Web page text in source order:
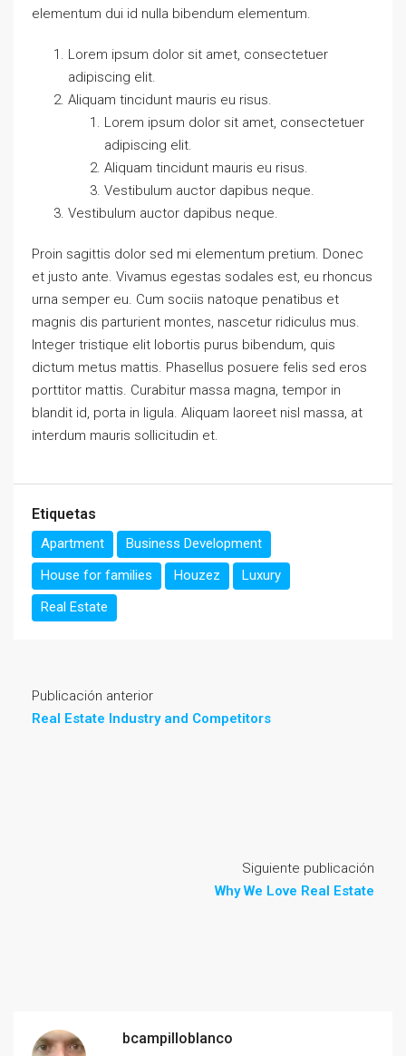
elementum dui id nulla bibendum elementum.
Lorem ipsum dolor sit amet, consectetuer
adipiscing elit.
Aliquam tincidunt mauris eu risus.
Lorem ipsum dolor sit amet, consectetuer
adipiscing elit.
Aliquam tincidunt mauris eu risus.
Vestibulum auctor dapibus neque.
Vestibulum auctor dapibus neque.
Proin sagittis dolor sed mi elementum pretium. Donec
et justo ante. Vivamus egestas sodales est, eu rhoncus
urna semper eu. Cum sociis natoque penatibus et
magnis dis parturient montes, nascetur ridiculus mus.
Integer tristique elit lobortis purus bibendum, quis
dictum metus mattis. Phasellus posuere felis sed eros
porttitor mattis. Curabitur massa magna, tempor in
blandit id, porta in ligula. Aliquam laoreet nisl massa, at
interdum mauris sollicitudin et.
Etiquetas
Apartment
Business Development
House for families
Houzez
Luxury
Real Estate
Publicación anterior
Real Estate Industry and Competitors
Siguiente publicación
Why We Love Real Estate
bcampilloblanco